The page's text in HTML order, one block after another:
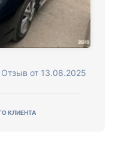
от 13.08.2025
КЛИЕНТА